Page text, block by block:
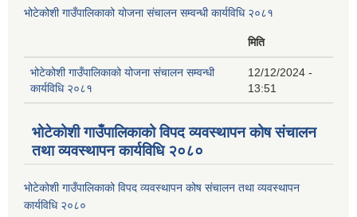
भोटेकोशी गाउँपालिकाको योजना संचालन सम्वन्धी कार्यविधि २०८१
मिति
भोटेकोशी गाउँपालिकाको योजना संचालन सम्वन्धी
कार्यविधि २०८१
12/12/2024 -
13:51
भोटेकोशी गाउँपालिकाको विपद व्यवस्थापन कोष संचालन
तथा व्यवस्थापन कार्यविधि २०८०
भोटेकोशी गाउँपालिकाको विपद व्यवस्थापन कोष संचालन तथा व्यवस्थापन
कार्यविधि २०८०